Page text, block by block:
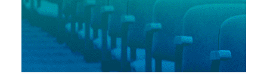
Contatos
Fale Conosco
NEP